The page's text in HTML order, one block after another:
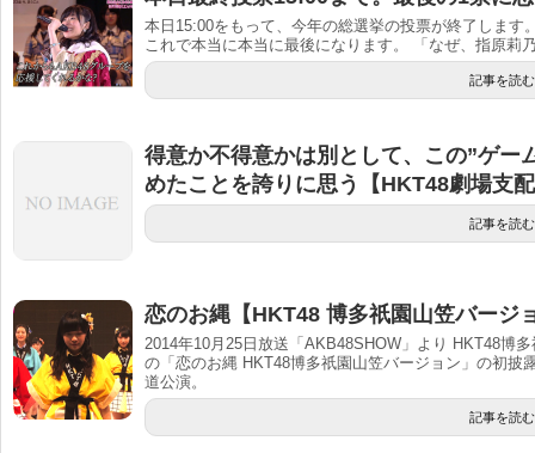
本日15:00をもって、今年の総選挙の投票が終了しま
これで本当に本当に最後になります。 「なぜ、指原莉
記事を読む
得意か不得意かは別として、この”ゲー
めたことを誇りに思う【HKT48劇場支
記事を読む
恋のお縄【HKT48 博多祇園山笠バージ
2014年10月25日放送「AKB48SHOW」より HKT48博
の「恋のお縄 HKT48博多祇園山笠バージョン」の初披
道公演。
記事を読む